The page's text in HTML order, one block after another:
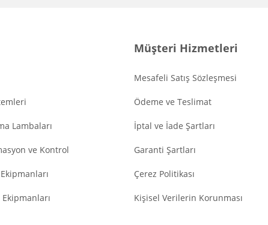
Lambaları
ve Kontrol
Müşteri Hizmetleri
Mesafeli Satış Sözleşmesi
Ödeme ve Teslimat
İptal ve İade Şartları
Garanti Şartları
Çerez Politikası
Kişisel Verilerin Korunması